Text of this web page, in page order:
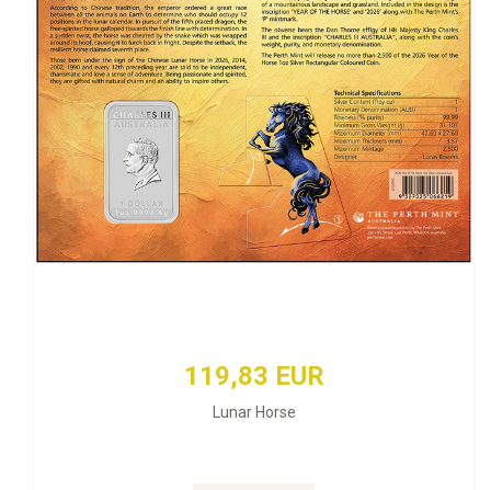
119,83 EUR
Lunar Horse